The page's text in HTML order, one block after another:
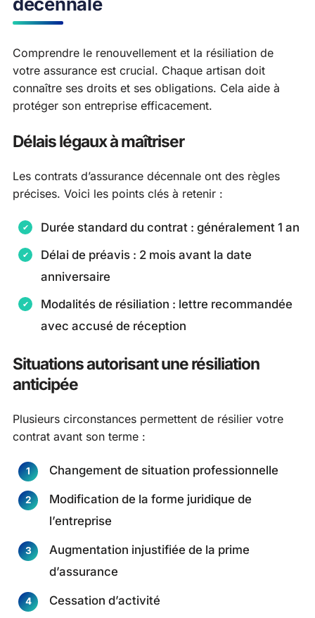
Comprendre le renouvellement et la résiliation de
votre assurance est crucial. Chaque artisan doit
connaître ses droits et ses obligations. Cela aide à
protéger son entreprise efficacement.
Délais légaux à maîtriser
Les contrats d’assurance décennale ont des règles
précises. Voici les points clés à retenir :
Durée standard du contrat : généralement 1 an
Délai de préavis : 2 mois avant la date
anniversaire
Modalités de résiliation : lettre recommandée
avec accusé de réception
Situations autorisant une résiliation
anticipée
Plusieurs circonstances permettent de résilier votre
contrat avant son terme :
Changement de situation professionnelle
Modification de la forme juridique de
l’entreprise
Augmentation injustifiée de la prime
d’assurance
Cessation d’activité